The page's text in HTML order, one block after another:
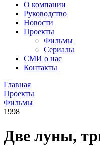
О компании
Руководство
Новости
Проекты
Фильмы
Сериалы
СМИ о нас
Контакты
Главная
Проекты
Фильмы
1998
Две луны,